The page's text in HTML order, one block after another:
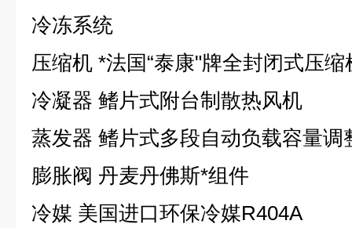
冷冻系统
压缩机 *法国“泰康"牌全封闭式压缩
冷凝器 鳍片式附台制散热风机
蒸发器 鳍片式多段自动负载容量调
膨胀阀 丹麦丹佛斯*组件
冷媒 美国进口环保冷媒R404A